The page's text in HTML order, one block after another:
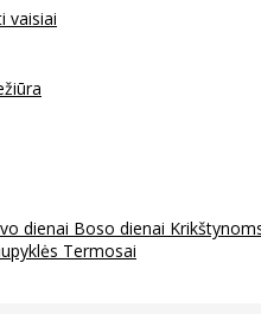
vaisiai
dienai Boso dienai
Termosai